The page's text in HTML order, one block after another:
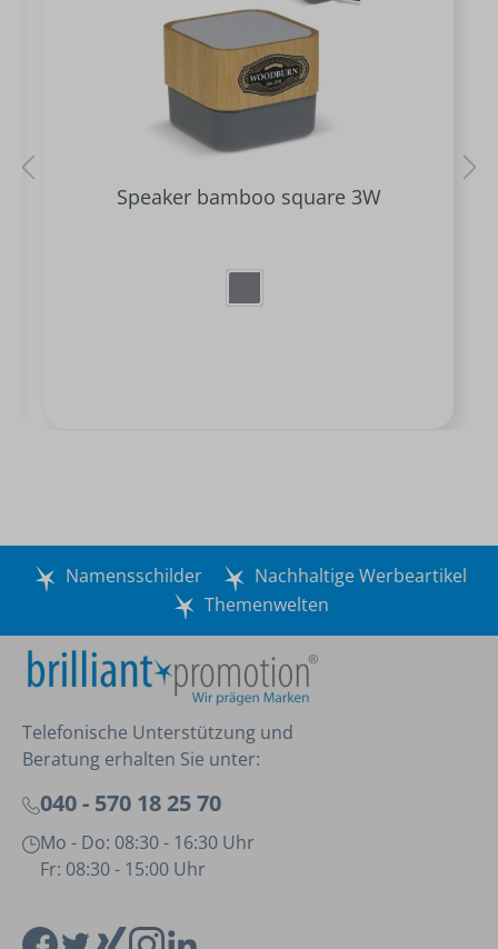
Speaker bamboo square 3W
Namensschilder
Nachhaltige Werbeartikel
Themenwelten
Telefonische Unterstützung und
Beratung erhalten Sie unter:
040 - 570 18 25 70
Mo - Do: 08:30 - 16:30 Uhr
Fr: 08:30 - 15:00 Uhr